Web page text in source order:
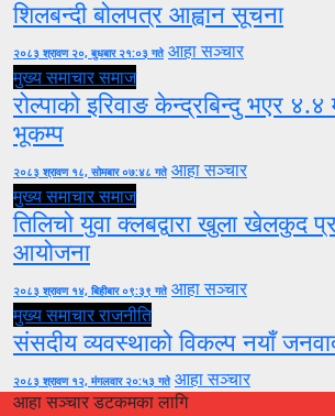
शिलबन्दी बोलपत्र आह्वान सूचना
२०८३ श्रावण २०, बुधबार २१:०३ गते आहा सञ्चार
मुख्य समाचारसमाज
रोल्पाको इरिवाङ केन्द्रबिन्दु भएर ४.४
भूकम्प
२०८३ श्रावण १८, सोमबार ०७:४८ गते आहा सञ्चार
मुख्य समाचारसमाज
तिलिचो युवा क्लबद्वारा खुला खेलकुद
आयोजना
२०८३ श्रावण १४, बिहीबार ०९:३९ गते आहा सञ्चार
मुख्य समाचारराजनीति
संसदीय व्यवस्थाको विकल्प नयाँ
२०८३ श्रावण १२, मंगलवार २०:५३ गते आहा सञ्चार
आहा सञ्चार डटकमका लागि